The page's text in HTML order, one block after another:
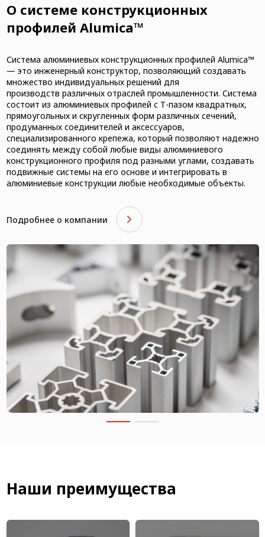
О системе конструкционных
профилей Alumica™
Система алюминиевых конструкционных профилей Alumica™
— это инженерный конструктор, позволяющий создавать
множество индивидуальных решений для
производств различных отраслей промышленности. Система
состоит из алюминиевых профилей с Т-пазом квадратных,
прямоугольных и скругленных форм различных сечений,
продуманных соединителей и аксессуаров,
специализированного крепежа, который позволяют надежно
соединять между собой любые виды алюминиевого
конструкционного профиля под разными углами, создавать
подвижные системы на его основе и интегрировать в
алюминиевые конструкции любые необходимые объекты.
Подробнее о компании
Наши преимущества